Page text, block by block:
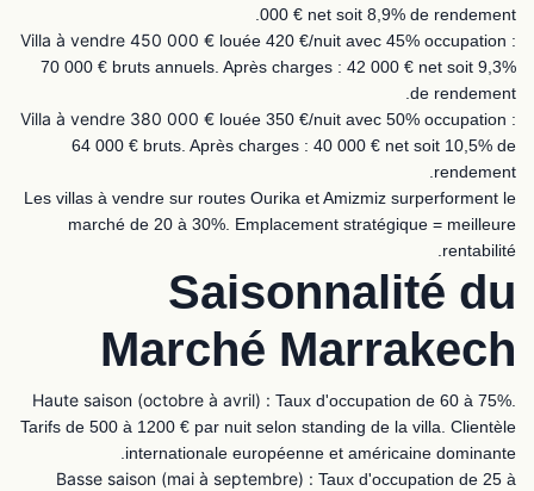
000 € net soit 8,9% de rendement.
Villa à vendre 450 000 € louée 420 €/nuit avec 45% occupation :
70 000 € bruts annuels. Après charges : 42 000 € net soit 9,3%
de rendement.
Villa à vendre 380 000 € louée 350 €/nuit avec 50% occupation :
64 000 € bruts. Après charges : 40 000 € net soit 10,5% de
rendement.
Les villas à vendre sur routes Ourika et Amizmiz surperforment le
marché de 20 à 30%. Emplacement stratégique = meilleure
rentabilité.
Saisonnalité du
Marché Marrakech
Haute saison (octobre à avril) : Taux d'occupation de 60 à 75%.
Tarifs de 500 à 1200 € par nuit selon standing de la villa. Clientèle
internationale européenne et américaine dominante.
Basse saison (mai à septembre) : Taux d'occupation de 25 à